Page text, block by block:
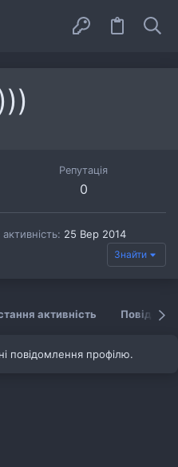
Репутація
0
25 Вер 2014
Знайти
активність
повідомлення профілю.